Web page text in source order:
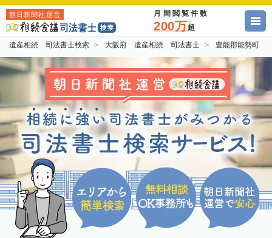
朝日新聞社運営 月間閲覧件数
200万超
遺産相続 司法書士検索 大阪府 遺産相続 司法書士 豊能郡能勢町